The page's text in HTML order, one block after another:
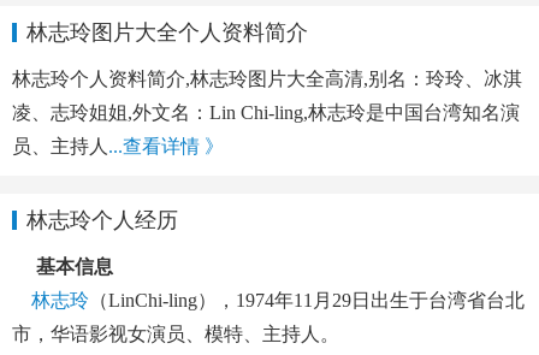
林志玲图片大全个人资料简介
林志玲个人资料简介,林志玲图片大全高清,别名：玲玲、冰淇
凌、志玲姐姐,外文名：Lin Chi-ling,林志玲是中国台湾知名演
员、主持人 ...查看详情 》
林志玲个人经历
基本信息
林志玲 （LinChi-ling），1974年11月29日出生于台湾省台北
市，华语影视女演员、模特、主持人。